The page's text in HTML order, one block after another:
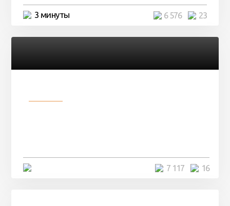
3 минуты 23
6 576
16
7 117